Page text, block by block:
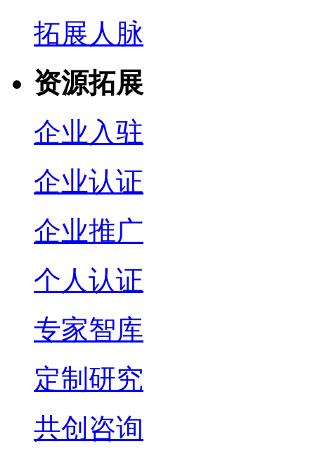
拓展人脉
资源拓展
企业入驻
企业认证
企业推广
个人认证
专家智库
定制研究
共创咨询